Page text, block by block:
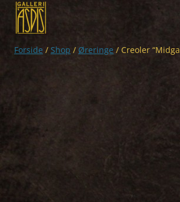
Hop
til
indhold
Forside / Shop / Øreringe / Creoler